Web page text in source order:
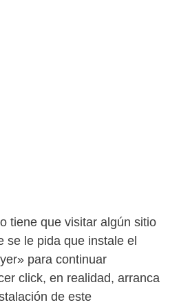
tiene que visitar algún sitio
se le pida que instale el
para continuar
click, en realidad, arranca
de este